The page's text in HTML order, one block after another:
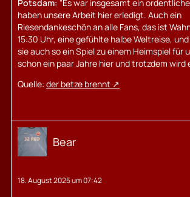
Potsdam: "Es war insgesamt ein
haben unsere Arbeit hier erledigt. Auch ein
Riesendankeschön an alle Fans, das ist
15:30 Uhr, eine gefühlte halbe Weltreise,
sie auch so ein Spiel zu einem Heimspiel für
schon ein paar Jahre hier und trotzdem wird
Quelle: der betze brennt
Bear
18. August 2025 um 07:42